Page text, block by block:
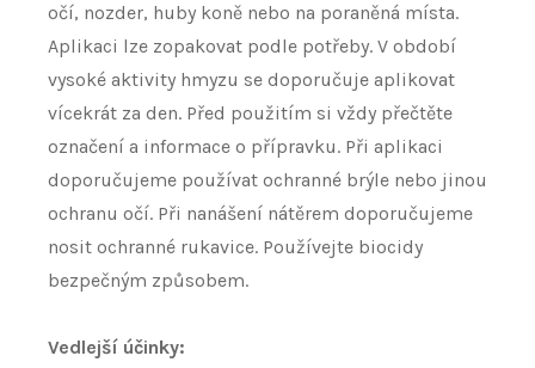
očí, nozder, huby koně nebo na poraněná místa.
Aplikaci lze zopakovat podle potřeby. V období
vysoké aktivity hmyzu se doporučuje aplikovat
vícekrát za den. Před použitím si vždy přečtěte
označení a informace o přípravku. Při aplikaci
doporučujeme používat ochranné brýle nebo jinou
ochranu očí. Při nanášení nátěrem doporučujeme
nosit ochranné rukavice. Používejte biocidy
bezpečným způsobem.
Vedlejší účinky: